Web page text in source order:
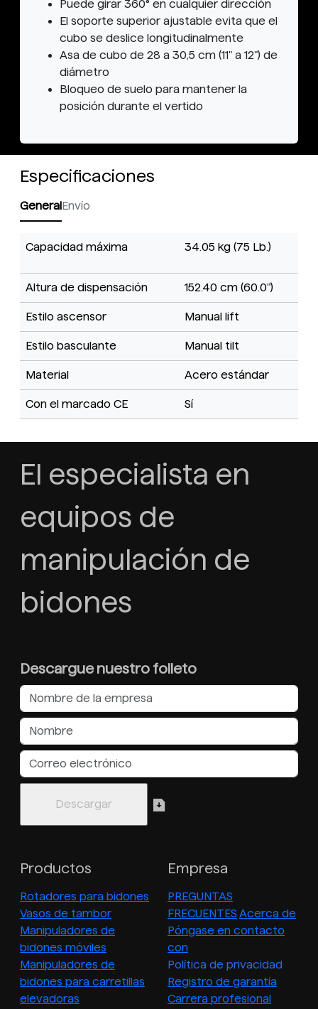
Puede girar 360° en cualquier dirección
El soporte superior ajustable evita que el
cubo se deslice longitudinalmente
Asa de cubo de 28 a 30,5 cm (11" a 12") de
diámetro
Bloqueo de suelo para mantener la
posición durante el vertido
Especificaciones
GeneralEnvío
Capacidad máxima 34.05 kg (75 Lb.)
Altura de dispensación 152.40 cm (60.0")
Estilo ascensor Manual lift
Estilo basculante Manual tilt
Material Acero estándar
Con el marcado CE Sí
El especialista en
equipos de
manipulación de
bidones
Descargue nuestro folleto
Productos
Rotadores para bidones
Vasos de tambor
Manipuladores de
bidones móviles
Manipuladores de
bidones para carretillas
elevadoras
Empresa
PREGUNTAS
FRECUENTES Acerca de
Póngase en contacto
con
Política de privacidad
Registro de garantía
Carrera profesional